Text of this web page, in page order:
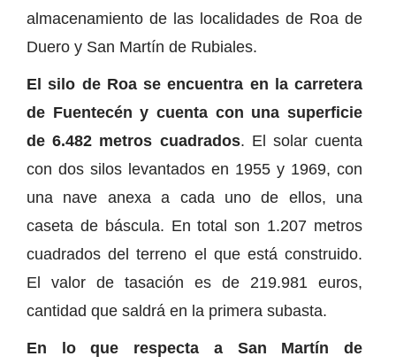
almacenamiento de las localidades de Roa de
Duero y San Martín de Rubiales.
El silo de Roa se encuentra en la carretera
de Fuentecén y cuenta con una superficie
de 6.482 metros cuadrados. El solar cuenta
con dos silos levantados en 1955 y 1969, con
una nave anexa a cada uno de ellos, una
caseta de báscula. En total son 1.207 metros
cuadrados del terreno el que está construido.
El valor de tasación es de 219.981 euros,
cantidad que saldrá en la primera subasta.
En lo que respecta a San Martín de